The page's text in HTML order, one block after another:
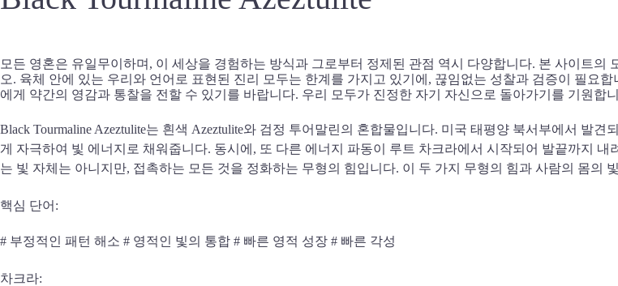
모든 영혼은 유일무이하며, 이 세상을 경험하는 방식과 그로부터 정제된 관점 역시 다양합니다. 본 사이트
오. 육체 안에 있는 우리와 언어로 표현된 진리 모두는 한계를 가지고 있기에, 끊임없는 성찰과 검증이 필요
에게 약간의 영감과 통찰을 전할 수 있기를 바랍니다. 우리 모두가 진정한 자기 자신으로 돌아가기를 기원합
Black Tourmaline Azeztulite는 흰색 Azeztulite와 검정 투어말린의 혼합물입니다. 미국 태평양 북서부에서 발
게 자극하여 빛 에너지로 채워줍니다. 동시에, 또 다른 에너지 파동이 루트 차크라에서 시작되어 발끝까지
는 빛 자체는 아니지만, 접촉하는 모든 것을 정화하는 무형의 힘입니다. 이 두 가지 무형의 힘과 사람의 몸의
핵심 단어:
# 부정적인 패턴 해소 # 영적인 빛의 통합 # 빠른 영적 성장 # 빠른 각성
차크라: